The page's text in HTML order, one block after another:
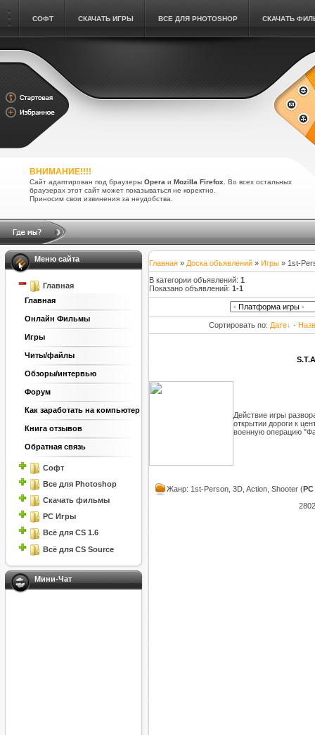
СОФТ СКАЧАТЬ ИГРЫ ВСЕ ДЛЯ PHOTOSHOP СКАЧАТЬ
ВНИМАНИЕ!!!!
Сайт адаптирован под браузеры Opera и Mozilla Firefox. Во всех остальных
браузерах этот сайт может показываться не коректно.
Приносим свои извинения за неудобства.
Меню сайта
Главная
Главная
Онлайн Фильмы
Игры
Читы/файлы
Обзоры/интервью
Форум
Как заработать на компьютер
Книга отзывов
Обратная связь
Софт
Все для Photoshop
Скачать фильмы
PC Игры
Всё для CS 1.6
Всё для CS Source
Мини-Чат
Главная » Доска объявлений » Игры » 1st-
В категории объявлений: 1
Показано объявлений: 1-1
Сортировать по: Дате ·
Действие игры
открытии дороги к
военную операцию
Жанр: 1st-Person, 3D, Action, Shooter (